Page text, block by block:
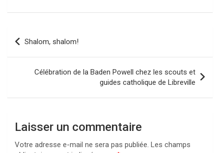
Navigation
de
l’article
Shalom, shalom!
Célébration de la Baden Powell chez les scouts et
guides catholique de Libreville
Laisser un commentaire
Votre adresse e-mail ne sera pas publiée. Les champs